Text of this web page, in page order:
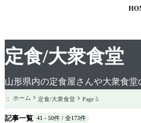
定食/大衆食堂
山形県内の定食屋さんや大衆食堂
 ホーム 定食/大衆食堂 Page 5
記事一覧 41 - 50件 / 全173件